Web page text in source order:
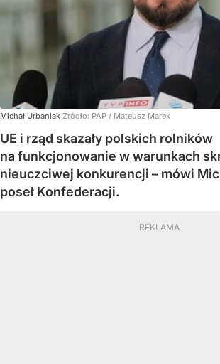
Michał Urbaniak Źródło: PAP / Mateusz Marek
UE i rząd skazały polskich rolników
na funkcjonowanie w warunkach
nieuczciwej konkurencji – mówi
poseł Konfederacji.